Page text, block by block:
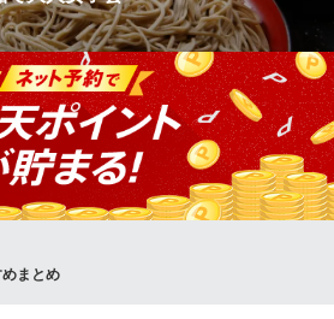
店
歩3分
ンテローザ船橋ビル5F
に人気のメニューを取り揃えておりま
得なクーポンもございます！ぐるなび
放題付宴会コースをご用意しておりま
ーポンもご用意しております！詳細はク
♪
まとめ